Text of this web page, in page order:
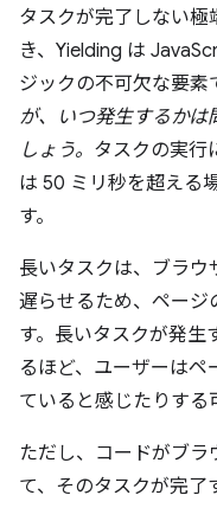
タスクが完了しない極
き、Yielding は
ジックの不可欠な要素
が、いつ発生するかは
しょう。 タスクの実行
は 50 ミリ秒を超える
す。
長いタスクは、ブラウ
遅らせるため、ページ
す。長いタスクが発生
るほど、ユーザーは
ていると感じたりする
ただし、コードがブ
て、そのタスクが完